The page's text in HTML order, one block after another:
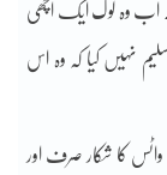
اب وہ لوگ ایک اچھی
نہیں کیا کہ وہ اس
کا شکار صرف اور